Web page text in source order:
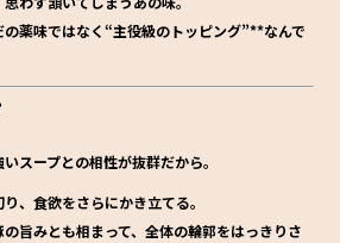
薬味ではなく“主役級のトッピング”**なんで
スープとの相性が抜群だから。
、食欲をさらにかき立てる。
旨みとも相まって、全体の輪郭をはっきりさ